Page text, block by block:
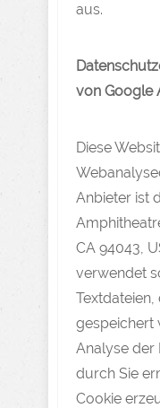
aus.
von Google
Diese
Anbieter ist
CA 94043,
verwendet
gespeichert
Analyse der
durch Sie
Cookie